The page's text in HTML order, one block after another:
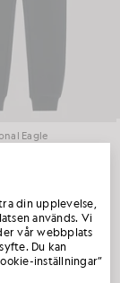
Eagle
din upplevelse,
används. Vi
vår webbplats
Du kan
inställningar”
nya kollektioner,
välkomstkod